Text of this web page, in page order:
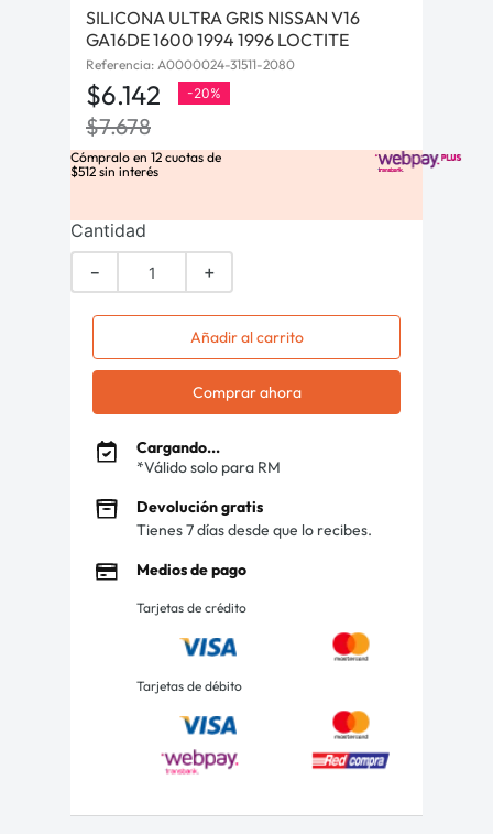
SILICONA ULTRA GRIS NISSAN V16
GA16DE 1600 1994 1996 LOCTITE
Referencia: A0000024-31511-2080
$6.142 -20%
$7.678
Cómpralo en 12 cuotas de
$512 sin interés
Cantidad
＋
－
Añadir al carrito
Comprar ahora
Cargando...
*Válido solo para RM
Devolución gratis
Tienes 7 días desde que lo recibes.
Medios de pago
Tarjetas de crédito
Tarjetas de débito